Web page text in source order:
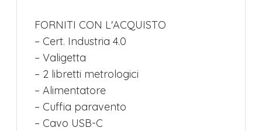
FORNITI CON L'ACQUISTO
– Cert. Industria 4.0
– Valigetta
– 2 libretti metrologici
– Alimentatore
– Cuffia paravento
– Cavo USB-C